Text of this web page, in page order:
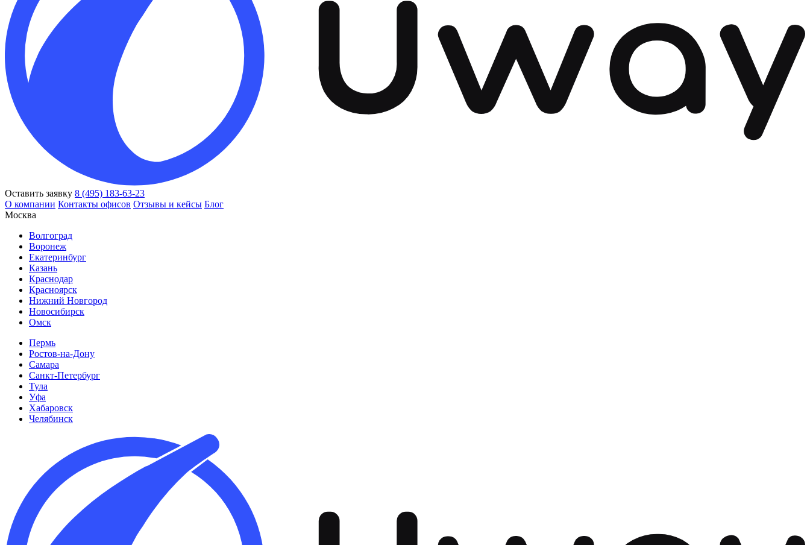
Оставить заявку 8 (495) 183-63-23
О компании Контакты офисов Отзывы и кейсы Блог
Москва
Волгоград
Воронеж
Екатеринбург
Казань
Краснодар
Красноярск
Нижний Новгород
Новосибирск
Омск
Пермь
Ростов-на-Дону
Самара
Санкт-Петербург
Тула
Уфа
Хабаровск
Челябинск